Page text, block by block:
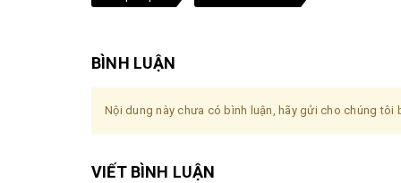
BÌNH LUẬN
Nội dung này chưa có bình luận, hãy gửi cho chúng tôi
VIẾT BÌNH LUẬN